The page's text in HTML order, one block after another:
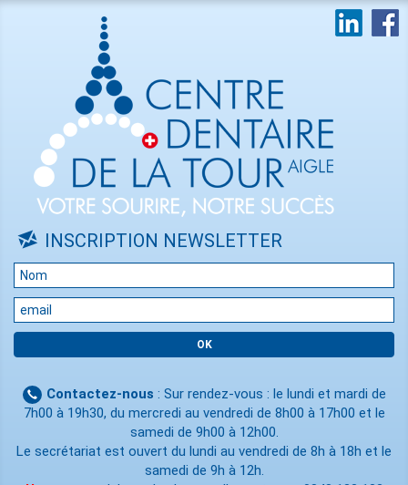
INSCRIPTION NEWSLETTER
Contactez-nous : Sur rendez-vous : le lundi et mardi de
7h00 à 19h30, du mercredi au vendredi de 8h00 à 17h00 et le
samedi de 9h00 à 12h00.
Le secrétariat est ouvert du lundi au vendredi de 8h à 18h et le
samedi de 9h à 12h.